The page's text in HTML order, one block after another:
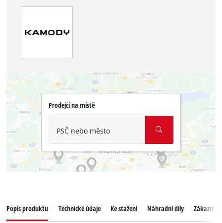
Prodejci na místě
PSČ nebo město
Popis produktu Technické údaje Ke stažení Náhradní díly